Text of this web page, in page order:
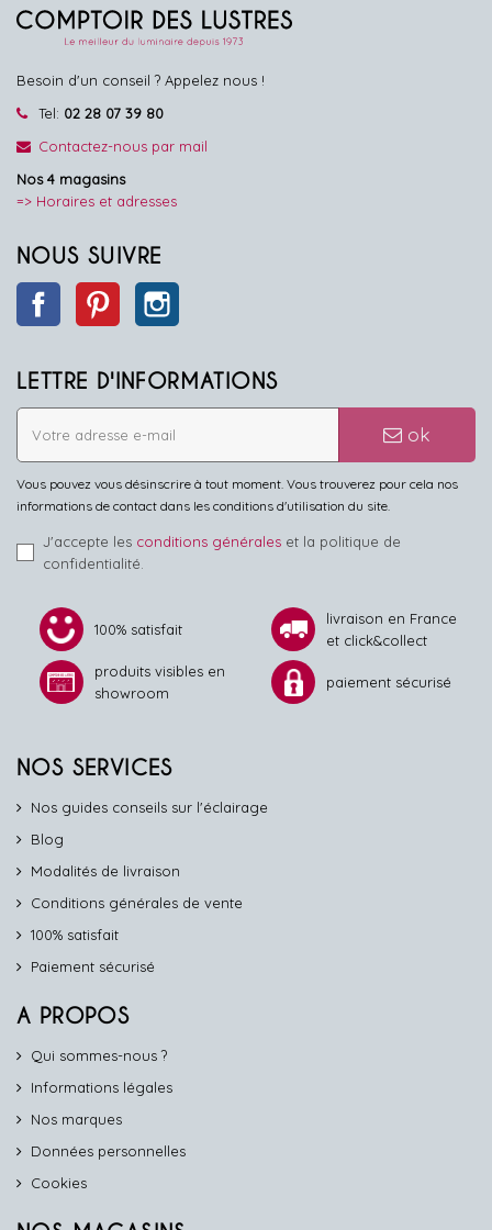
Besoin d'un conseil ? Appelez nous !
Tel: 02 28 07 39 80
Contactez-nous par mail
Nos 4 magasins
=> Horaires et adresses
NOUS SUIVRE
Facebook Pinterest
LETTRE D'INFORMATIONS
ok
Vous pouvez vous désinscrire à tout moment. Vous trouverez pour cela nos
informations de contact dans les conditions d'utilisation du site.
J'accepte les conditions générales et la politique de
confidentialité.
100% satisfait
livraison en France
et click&collect
produits visibles en
showroom
paiement sécurisé
NOS SERVICES
Nos guides conseils sur l'éclairage
Blog
Modalités de livraison
Conditions générales de vente
100% satisfait
Paiement sécurisé
A PROPOS
Qui sommes-nous ?
Informations légales
Nos marques
Données personnelles
Cookies